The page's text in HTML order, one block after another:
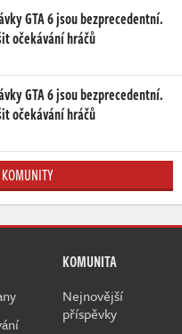
GTA 6 jsou bezprecedentní.
očekávání hráčů
GTA 6 jsou bezprecedentní.
očekávání hráčů
KOMUNITA
Nejnovější
příspěvky